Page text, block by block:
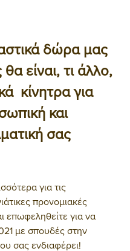
δώρα μας
είναι, τι άλλο,
κίνητρα για
και
σας
για τις
προνομιακές
επωφεληθείτε για να
με σπουδές στην
σας ενδιαφέρει!